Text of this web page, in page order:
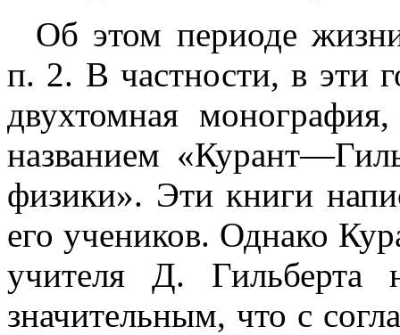
Об этом периоде
п. 2. В частности, в эти
двухтомная
названием
физики». Эти книги
его учеников. Однако
учителя Д. Гильберта
значительным, что с